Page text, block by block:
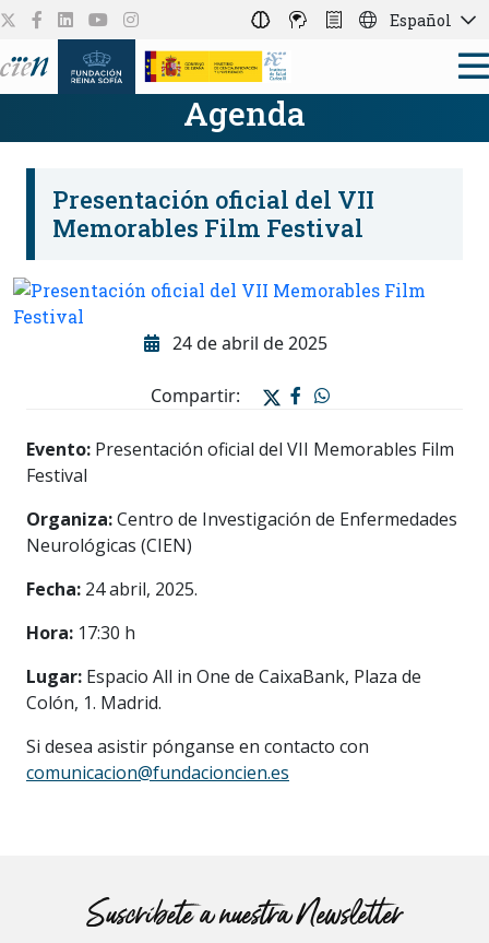
Español
Agenda
Presentación oficial del VII
Memorables Film Festival
24 de abril de 2025
Compartir:
Evento: Presentación oficial del VII Memorables Film
Festival
Organiza:Centro de Investigación de Enfermedades
Neurológicas (CIEN)
Fecha: 24 abril, 2025.
Hora: 17:30 h
Lugar: Espacio All in One de CaixaBank, Plaza de
Colón, 1. Madrid.
Si desea asistir pónganse en contacto con
comunicacion@fundacioncien.es
Suscríbete a nuestra Newsletter